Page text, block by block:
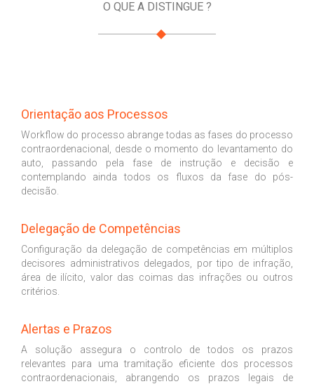
O QUE A DISTINGUE ?
Orientação aos Processos
Workflow do processo abrange todas as fases do processo
contraordenacional, desde o momento do levantamento do
auto, passando pela fase de instrução e decisão e
contemplando ainda todos os fluxos da fase do pós-
decisão.
Delegação de Competências
Configuração da delegação de competências em múltiplos
decisores administrativos delegados, por tipo de infração,
área de ilícito, valor das coimas das infrações ou outros
critérios.
Alertas e Prazos
A solução assegura o controlo de todos os prazos
relevantes para uma tramitação eficiente dos processos
contraordenacionais, abrangendo os prazos legais de